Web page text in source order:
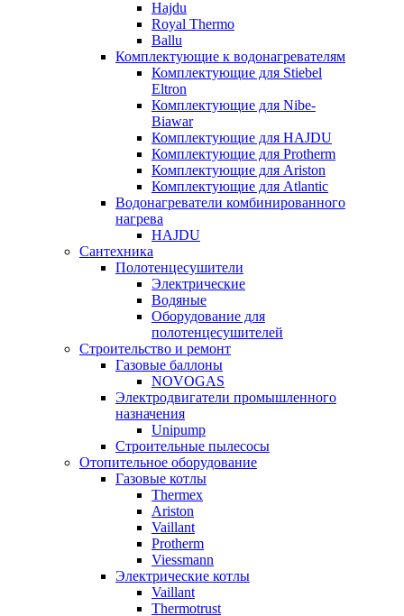
Hajdu
Royal Thermo
Ballu
Комплектующие к водонагревателям
Комплектующие для Stiebel
Eltron
Комплектующие для Nibe-
Biawar
Комплектующие для HAJDU
Комплектующие для Protherm
Комплектующие для Ariston
Комплектующие для Atlantic
Водонагреватели комбинированного
нагрева
HAJDU
Сантехника
Полотенцесушители
Электрические
Водяные
Оборудование для
полотенцесушителей
Строительство и ремонт
Газовые баллоны
NOVOGAS
Электродвигатели промышленного
назначения
Unipump
Строительные пылесосы
Отопительное оборудование
Газовые котлы
Thermex
Ariston
Vaillant
Protherm
Viessmann
Электрические котлы
Vaillant
Thermotrust